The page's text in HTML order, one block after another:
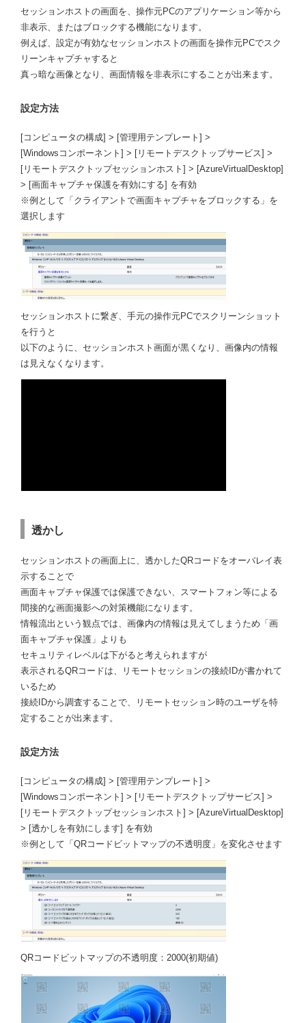
セッションホストの画面を、操作元PCのアプリケーション等から
非表示、またはブロックする機能になります。
例えば、設定が有効なセッションホストの画面を操作元PCでスク
リーンキャプチャすると
真っ暗な画像となり、画面情報を非表示にすることが出来ます。
設定方法
[コンピュータの構成] > [管理用テンプレート] >
[Windowsコンポーネント] > [リモートデスクトップサービス] >
[リモートデスクトップセッションホスト] > [AzureVirtualDesktop]
> [画面キャプチャ保護を有効にする] を有効
※例として「クライアントで画面キャプチャをブロックする」を
選択します
セッションホストに繋ぎ、手元の操作元PCでスクリーンショット
を行うと
以下のように、セッションホスト画面が黒くなり、画像内の情報
は見えなくなります。
透かし
セッションホストの画面上に、透かしたQRコードをオーバレイ表
示することで
画面キャプチャ保護では保護できない、スマートフォン等による
間接的な画面撮影への対策機能になります。
情報流出という観点では、画像内の情報は見えてしまうため「画
面キャプチャ保護」よりも
セキュリティレベルは下がると考えられますが
表示されるQRコードは、リモートセッションの接続IDが書かれて
いるため
接続IDから調査することで、リモートセッション時のユーザを特
定することが出来ます。
設定方法
[コンピュータの構成] > [管理用テンプレート] >
[Windowsコンポーネント] > [リモートデスクトップサービス] >
[リモートデスクトップセッションホスト] > [AzureVirtualDesktop]
> [透かしを有効にします] を有効
※例として「QRコードビットマップの不透明度」を変化させます
QRコードビットマップの不透明度：2000(初期値)